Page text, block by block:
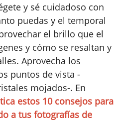
y sé cuidadoso con
puedas y el temporal
el brillo que el
y cómo se resaltan y
Aprovecha los
puntos de vista -
mojados-. En
estos 10 consejos para
a tus fotografías de